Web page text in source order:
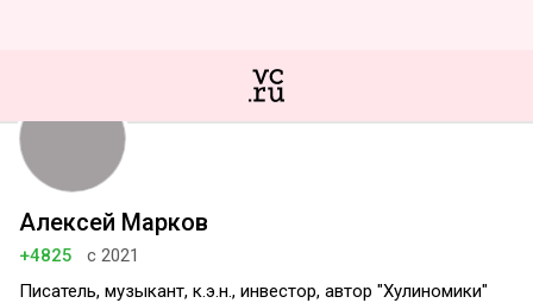
Алексей Марков
+4825
с 2021
Писатель, музыкант, к.э.н., инвестор, автор "Хулиномики"